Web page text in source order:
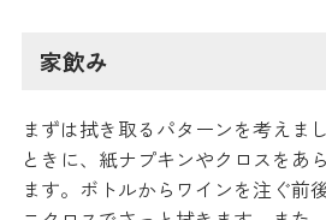
家飲み
まずは拭き取るパターンを考えま
ときに、紙ナプキンやクロスをあ
ます。ボトルからワインを注ぐ前